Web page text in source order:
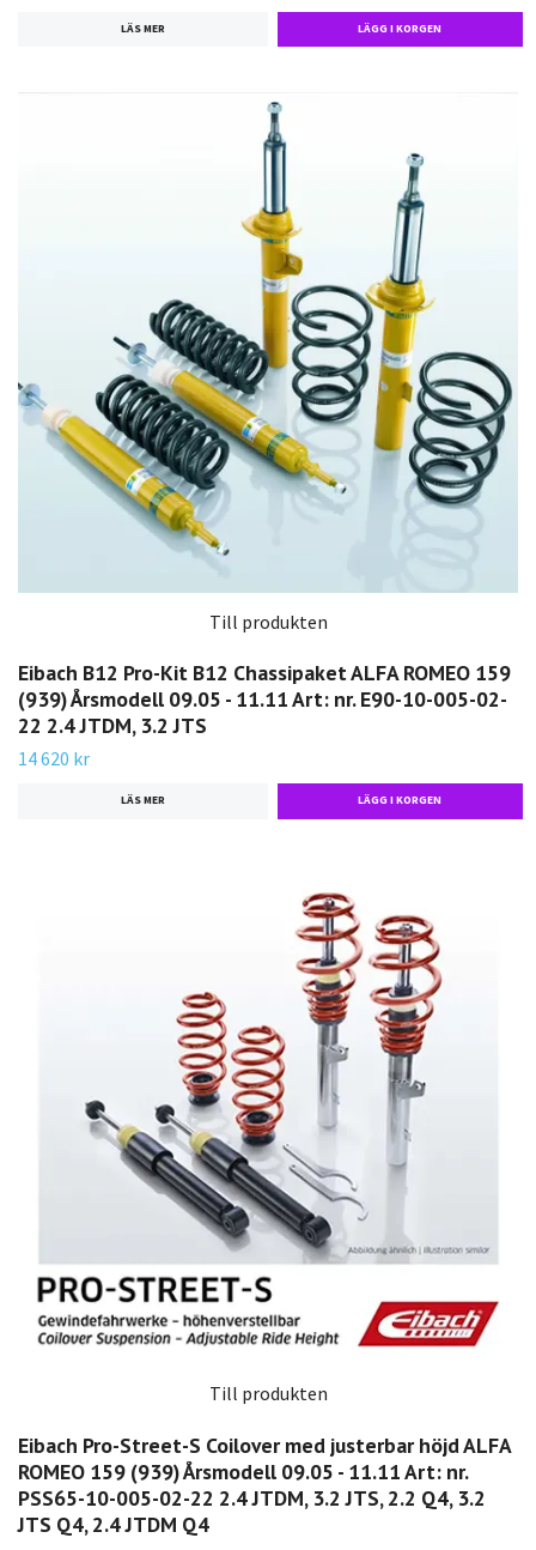
LÄS MER
Till produkten
Eibach B12 Pro-Kit B12 Chassipaket ALFA ROMEO 159
(939) Årsmodell 09.05 - 11.11 Art: nr. E90-10-005-02-
22 2.4 JTDM, 3.2 JTS
14 620 kr
LÄS MER
Till produkten
Eibach Pro-Street-S Coilover med justerbar höjd ALFA
ROMEO 159 (939) Årsmodell 09.05 - 11.11 Art: nr.
PSS65-10-005-02-22 2.4 JTDM, 3.2 JTS, 2.2 Q4, 3.2
JTS Q4, 2.4 JTDM Q4